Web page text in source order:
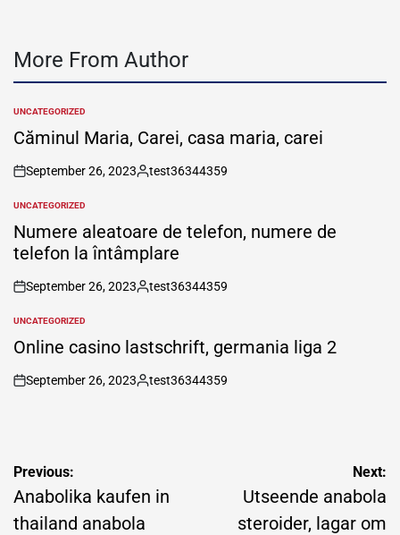
More From Author
POSTED
IN
UNCATEGORIZED
Căminul Maria, Carei, casa maria, carei
on
September 26, 2023
Posted
test36344359
POSTED
IN
UNCATEGORIZED
Numere aleatoare de telefon, numere de
telefon la întâmplare
on
September 26, 2023
Posted
test36344359
POSTED
IN
UNCATEGORIZED
Online casino lastschrift, germania liga 2
on
September 26, 2023
Posted
test36344359
Post
navigation
Previous:
Anabolika kaufen in
thailand anabola
Next:
Utseende anabola
steroider, lagar om